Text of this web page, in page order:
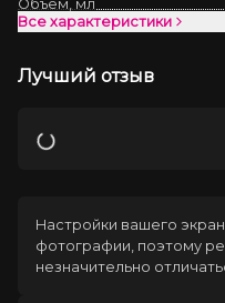
Объём, мл
Все характеристики
Лучший отзыв
Загрузка
Настройки вашего
фотографии, поэтому
незначительно